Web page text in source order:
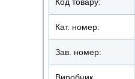
Код товару:
Кат. номер:
Зав. номер: